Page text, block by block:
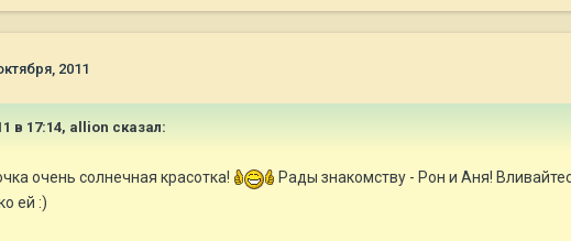
2011
в 17:14, allion сказал:
очень солнечная красотка!
Рады знакомству - Рон и Аня!
ей :)